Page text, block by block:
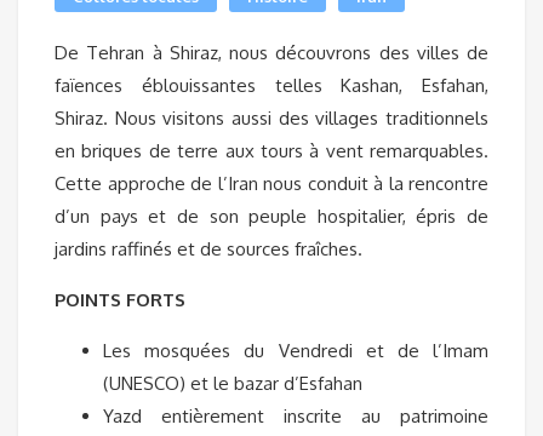
De Tehran à Shiraz, nous découvrons des villes de
faïences éblouissantes telles Kashan, Esfahan,
Shiraz. Nous visitons aussi des villages traditionnels
en briques de terre aux tours à vent remarquables.
Cette approche de l’Iran nous conduit à la rencontre
d’un pays et de son peuple hospitalier, épris de
jardins raffinés et de sources fraîches.
POINTS FORTS
Les mosquées du Vendredi et de l’Imam
(UNESCO) et le bazar d’Esfahan
Yazd entièrement inscrite au patrimoine